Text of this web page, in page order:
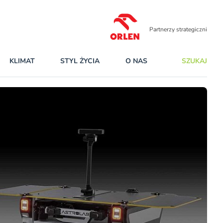
Partnerzy strategiczni
KLIMAT STYL ŻYCIA O NAS SZUKAJ